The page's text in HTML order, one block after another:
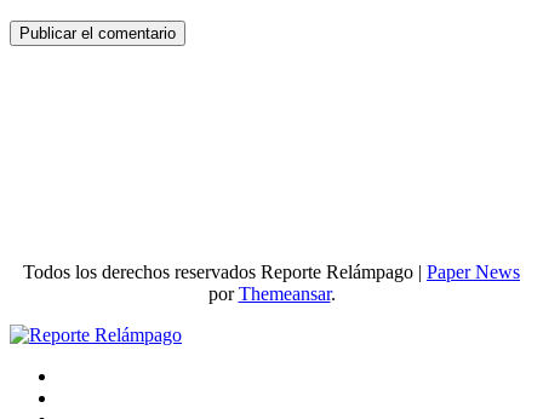
Todos los derechos reservados Reporte Relámpago | Paper News
porThemeansar.